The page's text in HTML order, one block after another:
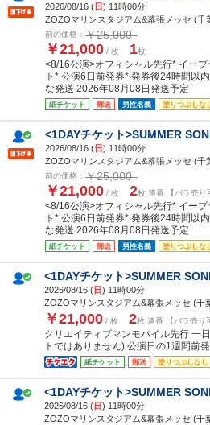
2026/08/16 (日) 11時00分
ZOZOマリンスタジアム&幕張メッセ (千
前の価格： ￥25,000
￥21,000 / 枚 1枚
<8/16公演>オフィシャル先行* イープ
ト* 公演6日前発券* 発券後24時間以
な発送 2026年08月08日発送予定
紙チケット 郵送 男性名義 塗りつぶしな
<1DAYチケット>SUMMER
2026/08/16 (日) 11時00分
ZOZOマリンスタジアム&幕張メッセ (千
前の価格： ￥25,000
￥21,000 / 枚 2枚 連番 【バラ売り
<8/16公演>オフィシャル先行* イープ
ト* 公演6日前発券* 発券後24時間以
な発送 2026年08月08日発送予定
紙チケット 郵送 男性名義 塗りつぶしな
<1DAYチケット>SUMMER
2026/08/16 (日) 11時00分
ZOZOマリンスタジアム&幕張メッセ (千
￥21,000 / 枚 2枚 連番 【バラ売り
クリエイティブマンモバイル先行 一
トではありません) 公演日の1週間前
紙チケット 郵送 塗りつぶしなし
<1DAYチケット>SUMMER
2026/08/16 (日) 11時00分
ZOZOマリンスタジアム&幕張メッセ (千